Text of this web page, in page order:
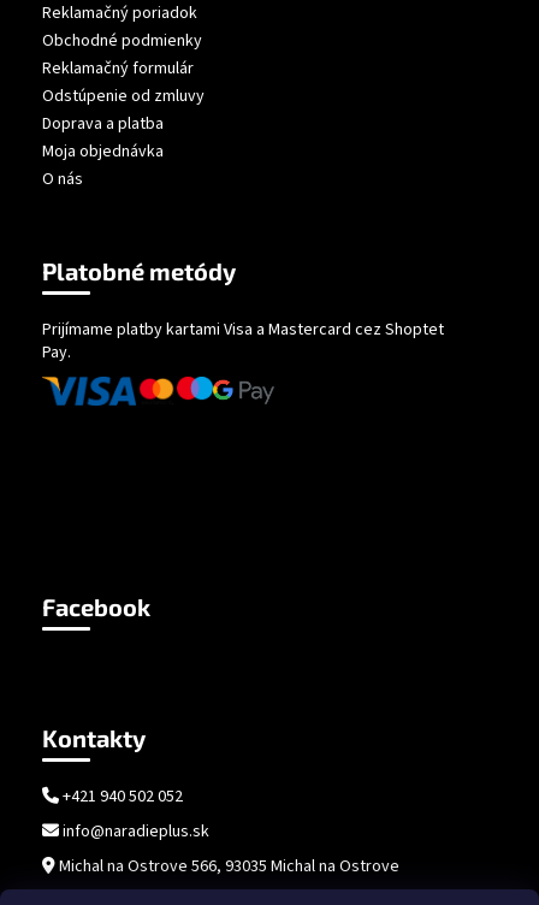
HĽADAŤ
Reklamačný poriadok
Obchodné podmienky
Reklamačný formulár
Odstúpenie od zmluvy
Doprava a platba
Moja objednávka
O nás
Platobné metódy
Prijímame platby kartami Visa a Mastercard cez Shoptet
Pay.
Facebook
Kontakty
+421 940 502 052
info@naradieplus.sk
Michal na Ostrove 566, 93035 Michal na Ostrove